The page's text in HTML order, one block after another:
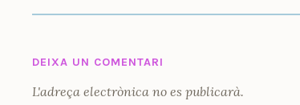
DEIXA UN COMENTARI
L'adreça electrònica no es publicarà.